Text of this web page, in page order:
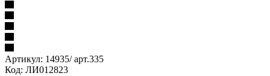
Артикул: 14935/ арт.335
Код: ЛИ012823